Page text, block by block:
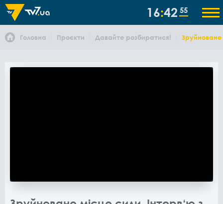
16 42 55
Головна Проєкти Давайте розбиратися!